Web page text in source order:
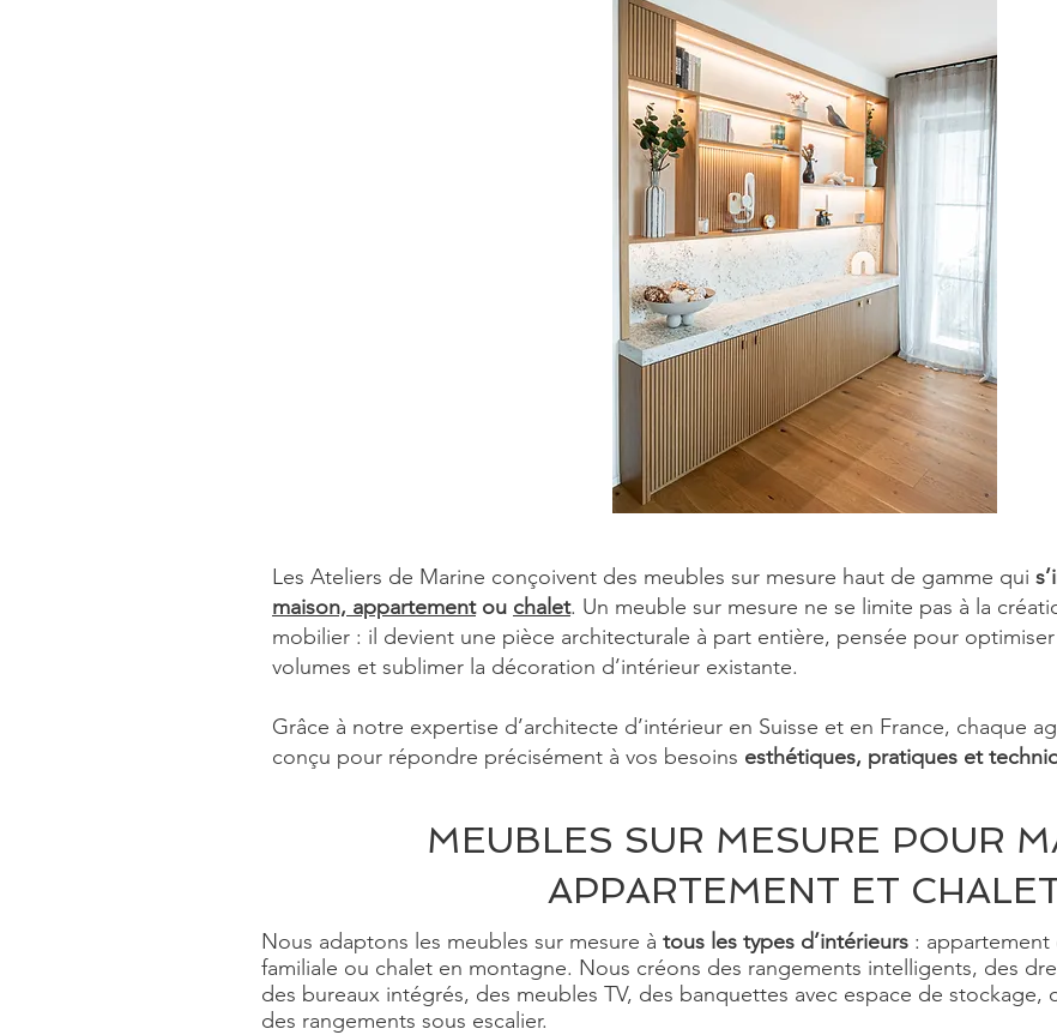
Les Ateliers de Marine conçoivent des meubles sur mesure haut de gamme qui
maison, appartementou chalet. Un meuble sur mesure ne se limite pas à la
mobilier : il devient une pièce architecturale à part entière, pensée pour optimiser
volumes et sublimer la décoration d’intérieur existante.
Grâce à notre expertise d’architecte d’intérieur en Suisse et en France, chaque
conçu pour répondre précisément à vos besoins esthétiques, pratiques et
MEUBLES SUR MESURE POUR
APPARTEMENT ET
Nous adaptons les meubles sur mesure à tous les types d’intérieurs : appartement
familiale ou chalet en montagne. Nous créons des rangements intelligents, des
des bureaux intégrés, des meubles TV, des banquettes avec espace de
des rangements sous escalier.